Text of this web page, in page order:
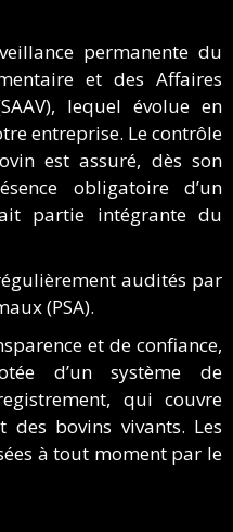
permanente du
et des Affaires
lequel évolue en
entreprise. Le contrôle
est assuré, dès son
obligatoire d’un
partie intégrante du
audités par
(PSA).
et de confiance,
d’un système de
qui couvre
des bovins vivants. Les
à tout moment par le